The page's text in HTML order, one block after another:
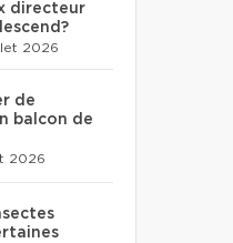
directeur
2026
de
balcon de
2026